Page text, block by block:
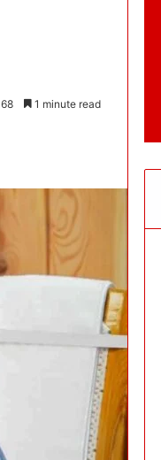
68 1 minute read